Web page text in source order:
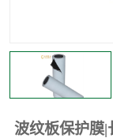
波纹板保护膜|
不锈钢板保护膜